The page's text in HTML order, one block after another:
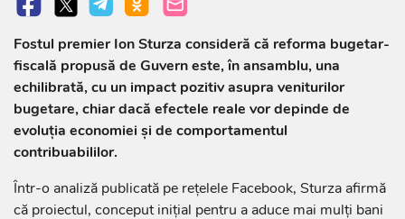
Fostul premier Ion Sturza consideră că reforma bugetar-
fiscală propusă de Guvern este, în ansamblu, una
echilibrată, cu un impact pozitiv asupra veniturilor
bugetare, chiar dacă efectele reale vor depinde de
evoluția economiei și de comportamentul
contribuabililor.
Într-o analiză publicată pe rețelele Facebook, Sturza afirmă
că proiectul, conceput inițial pentru a aduce mai mulți bani